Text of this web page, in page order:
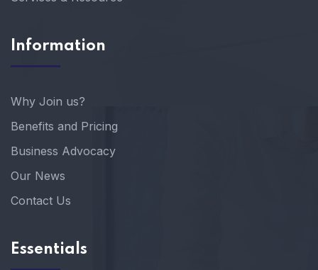
Information
Why Join us?
Benefits and Pricing
Business Advocacy
Our News
Contact Us
Essentials